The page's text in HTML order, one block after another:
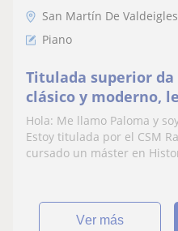
San Martín De
Piano
Titulada superior da
clásico y moderno,
preparación de
Hola: Me llamo Paloma y
Estoy titulada por el CSM
cursado un máster en
ver más